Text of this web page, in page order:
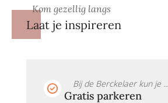
Kom gezellig langs
Laat je inspireren
Bij de Berckelaer kun je ...
Gratis parkeren